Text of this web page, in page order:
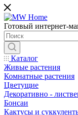
Готовый интернет-
Каталог
Живые растения
Комнатные растения
Цветущие
Декоративно -
Бонсаи
Кактусы и